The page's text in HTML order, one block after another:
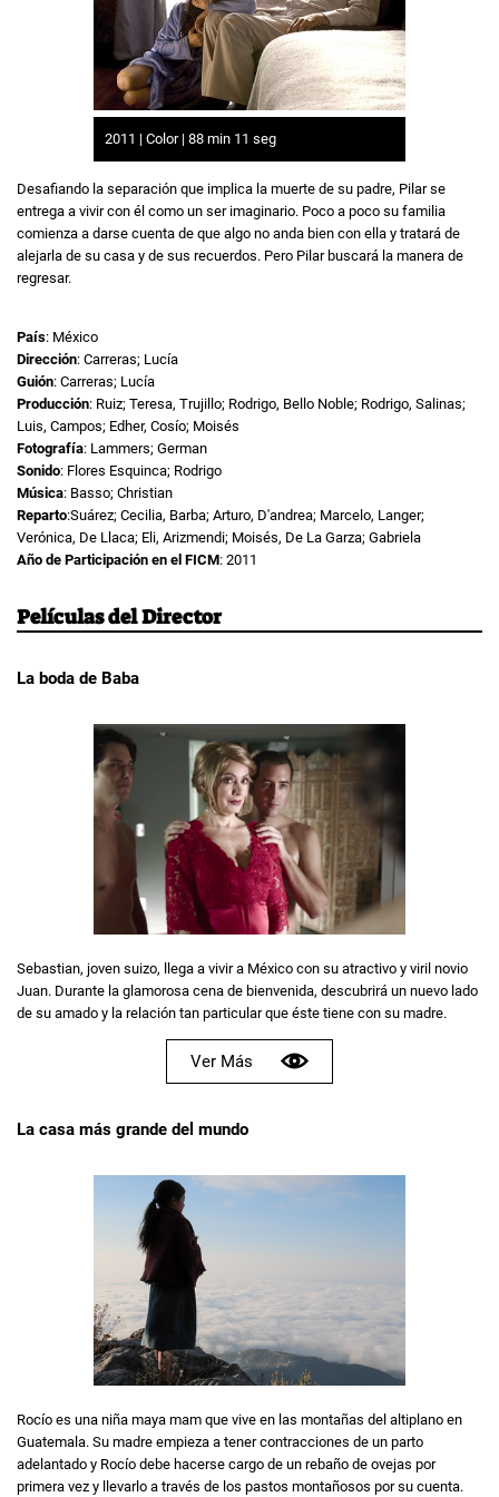
2011 | Color | 88 min 11 seg
Desafiando la separación que implica la muerte de su padre, Pilar se
entrega a vivir con él como un ser imaginario. Poco a poco su familia
comienza a darse cuenta de que algo no anda bien con ella y tratará de
alejarla de su casa y de sus recuerdos. Pero Pilar buscará la manera de
regresar.
País: México
Dirección: Carreras; Lucía
Guión: Carreras; Lucía
Producción: Ruiz; Teresa, Trujillo; Rodrigo, Bello Noble; Rodrigo, Salinas;
Luis, Campos; Edher, Cosío; Moisés
Fotografía: Lammers; German
Sonido: Flores Esquinca; Rodrigo
Música: Basso; Christian
Reparto:Suárez; Cecilia, Barba; Arturo, D'andrea; Marcelo, Langer;
Verónica, De Llaca; Eli, Arizmendi; Moisés, De La Garza; Gabriela
Año de Participación en el FICM: 2011
Películas del Director
La boda de Baba
Sebastian, joven suizo, llega a vivir a México con su atractivo y viril novio
Juan. Durante la glamorosa cena de bienvenida, descubrirá un nuevo lado
de su amado y la relación tan particular que éste tiene con su madre.
Ver Más
La casa más grande del mundo
Rocío es una niña maya mam que vive en las montañas del altiplano en
Guatemala. Su madre empieza a tener contracciones de un parto
adelantado y Rocío debe hacerse cargo de un rebaño de ovejas por
primera vez y llevarlo a través de los pastos montañosos por su cuenta.